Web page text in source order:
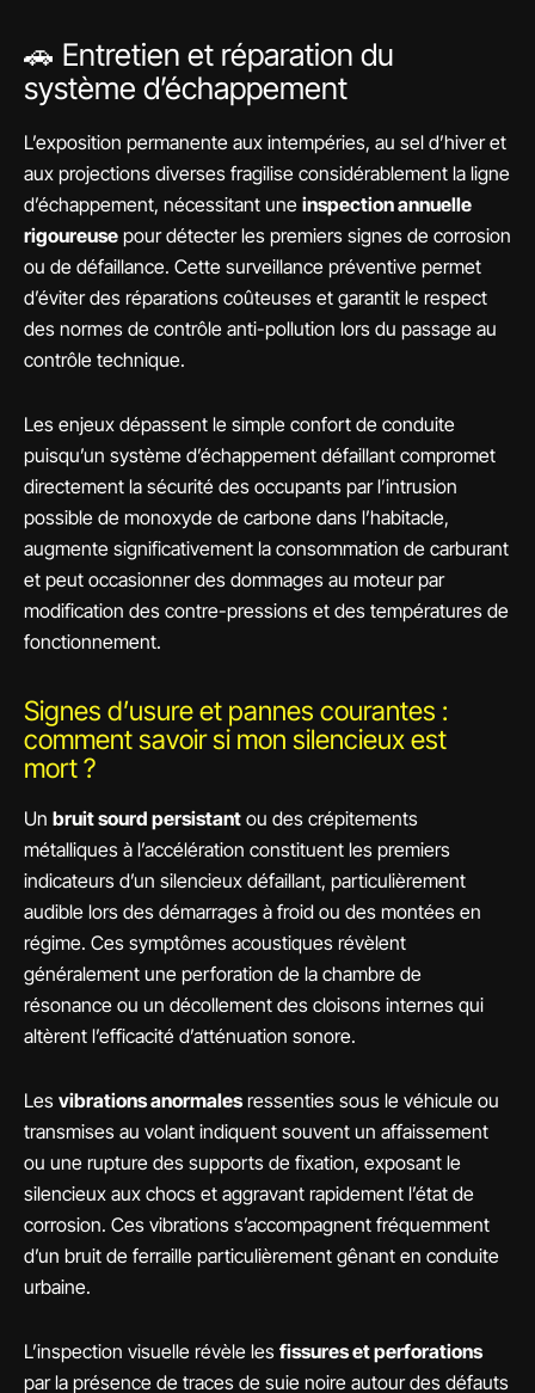
🚗 Entretien et réparation du
système d’échappement
L’exposition permanente aux intempéries, au sel d’hiver et
aux projections diverses fragilise considérablement la ligne
d’échappement, nécessitant une inspection annuelle
rigoureuse pour détecter les premiers signes de corrosion
ou de défaillance. Cette surveillance préventive permet
d’éviter des réparations coûteuses et garantit le respect
des normes de contrôle anti-pollution lors du passage au
contrôle technique.
Les enjeux dépassent le simple confort de conduite
puisqu’un système d’échappement défaillant compromet
directement la sécurité des occupants par l’intrusion
possible de monoxyde de carbone dans l’habitacle,
augmente significativement la consommation de carburant
et peut occasionner des dommages au moteur par
modification des contre-pressions et des températures de
fonctionnement.
Signes d’usure et pannes courantes :
comment savoir si mon silencieux est
mort ?
Un bruit sourd persistant ou des crépitements
métalliques à l’accélération constituent les premiers
indicateurs d’un silencieux défaillant, particulièrement
audible lors des démarrages à froid ou des montées en
régime. Ces symptômes acoustiques révèlent
généralement une perforation de la chambre de
résonance ou un décollement des cloisons internes qui
altèrent l’efficacité d’atténuation sonore.
Les vibrations anormalesressenties sous le véhicule ou
transmises au volant indiquent souvent un affaissement
ou une rupture des supports de fixation, exposant le
silencieux aux chocs et aggravant rapidement l’état de
corrosion. Ces vibrations s’accompagnent fréquemment
d’un bruit de ferraille particulièrement gênant en conduite
urbaine.
L’inspection visuelle révèle les fissures et perforations
par la présence de traces de suie noire autour des défauts